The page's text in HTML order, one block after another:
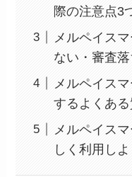
際の注意点3
メルペイス
ない・審査
メルペイス
するよくある
メルペイス
しく利用しよ